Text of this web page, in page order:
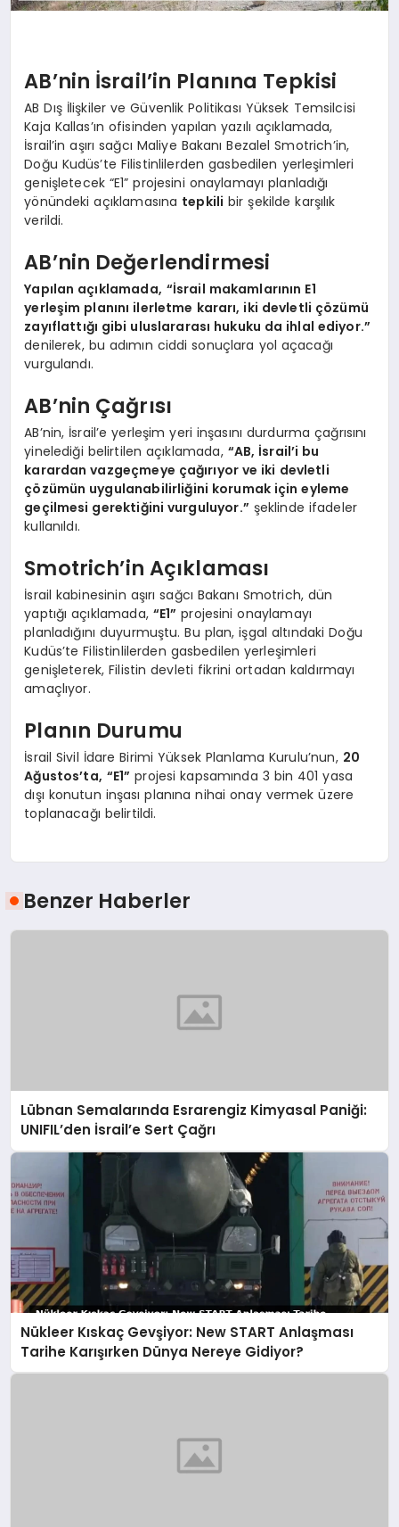
AB’nin İsrail’in Planına Tepkisi
AB Dış İlişkiler ve Güvenlik Politikası Yüksek Temsilcisi
Kaja Kallas’ın ofisinden yapılan yazılı açıklamada,
İsrail’in aşırı sağcı Maliye Bakanı Bezalel Smotrich’in,
Doğu Kudüs’te Filistinlilerden gasbedilen yerleşimleri
genişletecek “E1” projesini onaylamayı planladığı
yönündeki açıklamasına tepkili bir şekilde karşılık
verildi.
AB’nin Değerlendirmesi
Yapılan açıklamada, “İsrail makamlarının E1
yerleşim planını ilerletme kararı, iki devletli çözümü
zayıflattığı gibi uluslararası hukuku da ihlal ediyor.”
denilerek, bu adımın ciddi sonuçlara yol açacağı
vurgulandı.
AB’nin Çağrısı
AB’nin, İsrail’e yerleşim yeri inşasını durdurma çağrısını
yinelediği belirtilen açıklamada, “AB, İsrail’i bu
karardan vazgeçmeye çağırıyor ve iki devletli
çözümün uygulanabilirliğini korumak için eyleme
geçilmesi gerektiğini vurguluyor.” şeklinde ifadeler
kullanıldı.
Smotrich’in Açıklaması
İsrail kabinesinin aşırı sağcı Bakanı Smotrich, dün
yaptığı açıklamada, “E1” projesini onaylamayı
planladığını duyurmuştu. Bu plan, işgal altındaki Doğu
Kudüs’te Filistinlilerden gasbedilen yerleşimleri
genişleterek, Filistin devleti fikrini ortadan kaldırmayı
amaçlıyor.
Planın Durumu
İsrail Sivil İdare Birimi Yüksek Planlama Kurulu’nun, 20
Ağustos’ta, “E1” projesi kapsamında 3 bin 401 yasa
dışı konutun inşası planına nihai onay vermek üzere
toplanacağı belirtildi.
Benzer Haberler
Lübnan Semalarında Esrarengiz Kimyasal Paniği:
UNIFIL’den İsrail’e Sert Çağrı
Nükleer Kıskaç Gevşiyor: New START Anlaşması
Tarihe Karışırken Dünya Nereye Gidiyor?